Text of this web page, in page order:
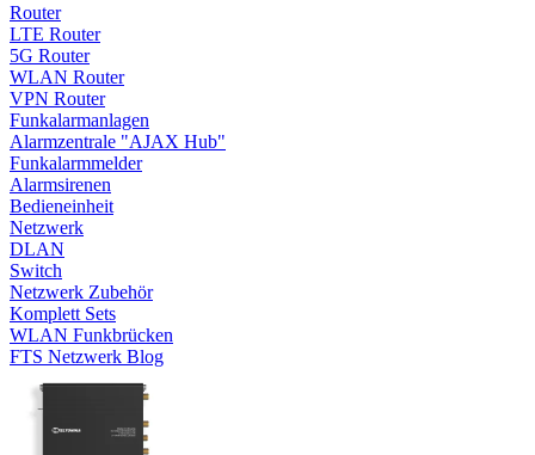
Router
LTE Router
5G Router
WLAN Router
VPN Router
Funkalarmanlagen
Alarmzentrale "AJAX Hub"
Funkalarmmelder
Alarmsirenen
Bedieneinheit
Netzwerk
DLAN
Switch
Netzwerk Zubehör
Komplett Sets
WLAN Funkbrücken
FTS Netzwerk Blog